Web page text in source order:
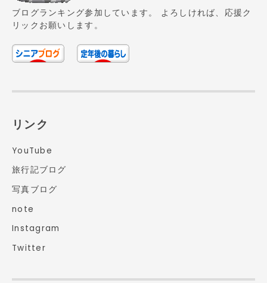
ブログランキング参加しています。 よろしければ、応援ク
リックお願いします。
リンク
YouTube
旅行記ブログ
写真ブログ
note
Instagram
Twitter